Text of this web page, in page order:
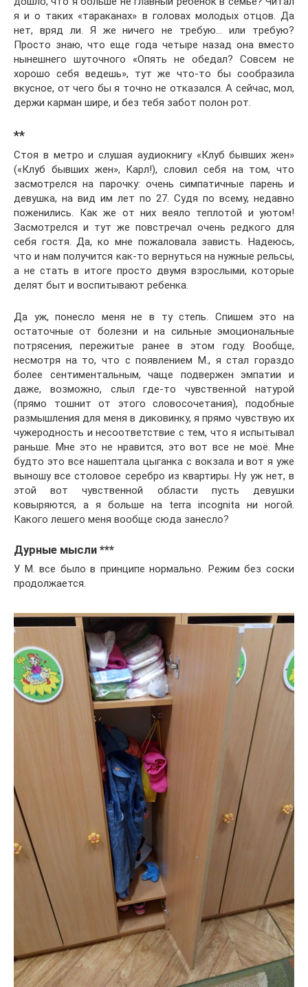
я и о таких «тараканах» в головах молодых отцов. Да
нет, вряд ли. Я же ничего не требую… или требую?
Просто знаю, что еще года четыре назад она вместо
нынешнего шуточного «Опять не обедал? Совсем не
хорошо себя ведешь», тут же что-то бы сообразила
вкусное, от чего бы я точно не отказался. А сейчас, мол,
держи карман шире, и без тебя забот полон рот.
**
Стоя в метро и слушая аудиокнигу «Клуб бывших жен»
(«Клуб бывших жен», Карл!), словил себя на том, что
засмотрелся на парочку: очень симпатичные парень и
девушка, на вид им лет по 27. Судя по всему, недавно
поженились. Как же от них веяло теплотой и уютом!
Засмотрелся и тут же повстречал очень редкого для
себя гостя. Да, ко мне пожаловала зависть. Надеюсь,
что и нам получится как-то вернуться на нужные рельсы,
а не стать в итоге просто двумя взрослыми, которые
делят быт и воспитывают ребенка.
Да уж, понесло меня не в ту степь. Спишем это на
остаточные от болезни и на сильные эмоциональные
потрясения, пережитые ранее в этом году. Вообще,
несмотря на то, что с появлением М., я стал гораздо
более сентиментальным, чаще подвержен эмпатии и
даже, возможно, слыл где-то чувственной натурой
(прямо тошнит от этого словосочетания), подобные
размышления для меня в диковинку, я прямо чувствую их
чужеродность и несоответствие с тем, что я испытывал
раньше. Мне это не нравится, это вот все не моё. Мне
будто это все нашептала цыганка с вокзала и вот я уже
выношу все столовое серебро из квартиры. Ну уж нет, в
этой вот чувственной области пусть девушки
ковыряются, а я больше на terra incognita ни ногой.
Какого лешего меня вообще сюда занесло?
Дурные мысли ***
У М. все было в принципе нормально. Режим без соски
продолжается.